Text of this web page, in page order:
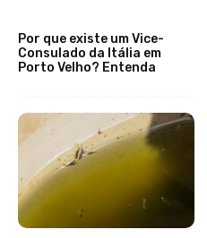
Por que existe um Vice-
Consulado da Itália em
Porto Velho? Entenda